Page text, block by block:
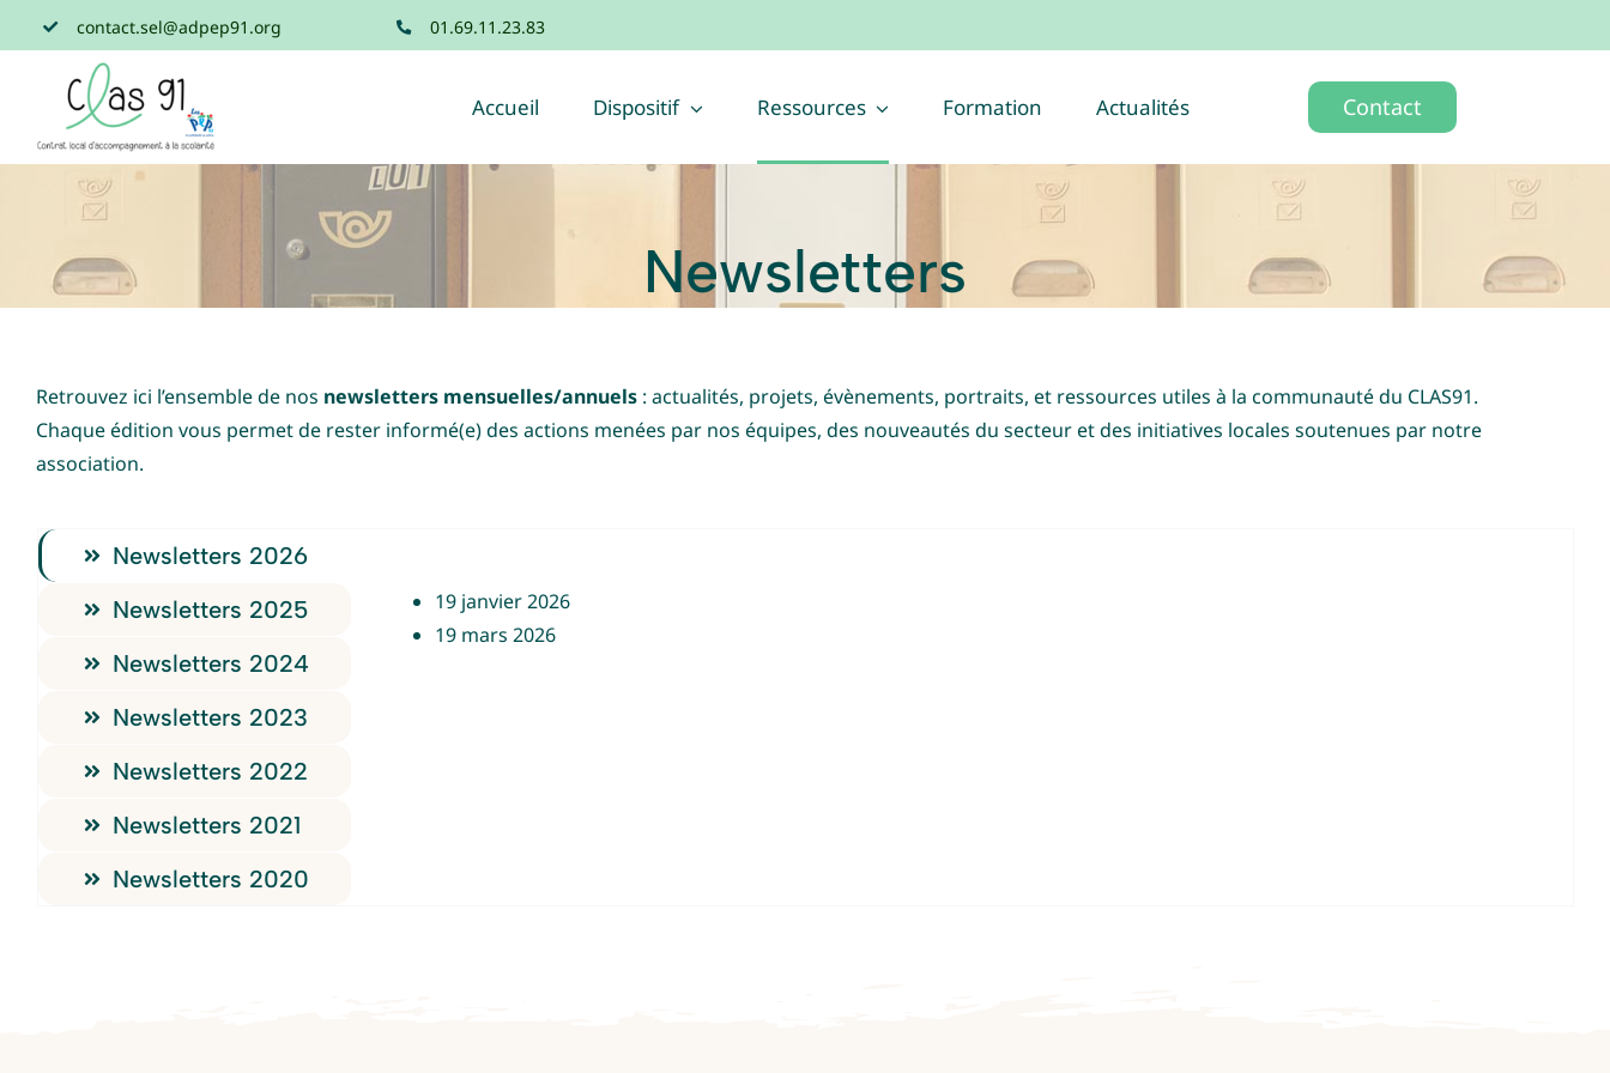
Passer
au
contenu
contact.sel@adpep91.org 01.69.11.23.83
Accueil Dispositif Ressources Formation Actualités Contact
Newsletters
Retrouvez ici l’ensemble de nos newsletters mensuelles/annuels: actualités, projets, évènements, portraits, et ressources utiles à la communauté du CLAS91.
Chaque édition vous permet de rester informé(e) des actions menées par nos équipes, des nouveautés du secteur et des initiatives locales soutenues par notre
association.
Newsletters 2026
Newsletters 2025
Newsletters 2024
Newsletters 2023
Newsletters 2022
Newsletters 2021
Newsletters 2020
19 janvier 2026
19 mars 2026